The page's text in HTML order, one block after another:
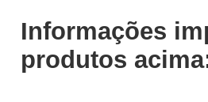
Informações
produtos